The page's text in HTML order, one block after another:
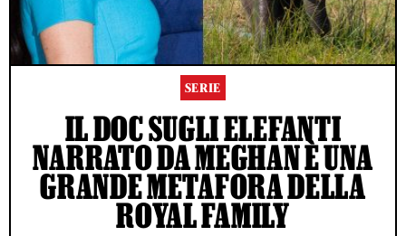
SERIE
IL DOC SUGLI ELEFANTI
NARRATO DA MEGHAN È UNA
GRANDE METAFORA DELLA
ROYAL FAMILY